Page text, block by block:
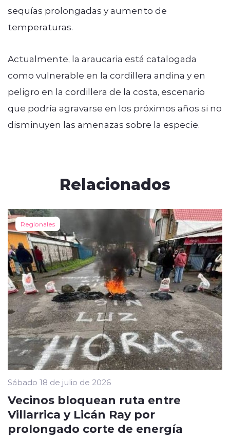
sequías prolongadas y aumento de
temperaturas.
Actualmente, la araucaria está catalogada
como vulnerable en la cordillera andina y en
peligro en la cordillera de la costa, escenario
que podría agravarse en los próximos años si no
disminuyen las amenazas sobre la especie.
Relacionados
Regionales
Sábado 18 de julio de 2026
Vecinos bloquean ruta entre
Villarrica y Licán Ray por
prolongado corte de energía